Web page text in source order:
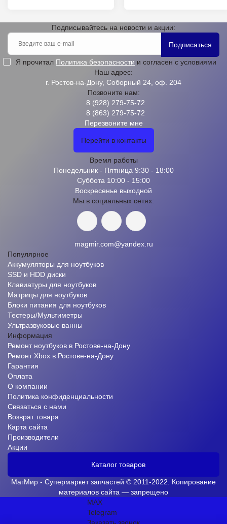
Подписывайтесь на новости и акции:
Подписаться
Я прочитал Политика безопасности и согласен с условиями
Наш адрес:
г. Ростов-на-Дону, Соборный 24, оф. 204
Позвоните нам:
8 (928) 279-75-72
8 (863) 279-75-72
Перезвоните мне
Перейти в контакты
Время работы
Понедельник - Пятница 9:30 - 18:00
Суббота 10:00 - 15:00
Воскресенье выходной
Мы в социальных сетях:
magmir.com@yandex.ru
Популярное
Аккумуляторы для ноутбуков
SSD и HDD диски
Клавиатуры для ноутбуков
Матрицы для ноутбуков
Блоки питания для ноутбуков
Тестеры/Мультиметры
Ультразвуковые ванны
Информация
Ремонт ноутбуков в Ростове-на-Дону
Ремонт Xbox в Ростове-на-Дону
Гарантия
Оплата
О компании
Политика конфиденциальности
Связаться с нами
Возврат товара
Карта сайта
Производители
Акции
Каталог товаров
МагМир - Супермаркет запчастей © 2011-2022. Копирование
материалов сайта — запрещено
MAX
Telegram